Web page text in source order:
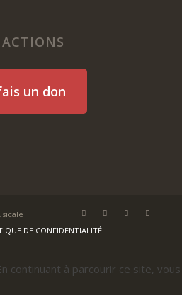
un don
DE CONFIDENTIALITÉ
continuant à parcourir ce site, vous